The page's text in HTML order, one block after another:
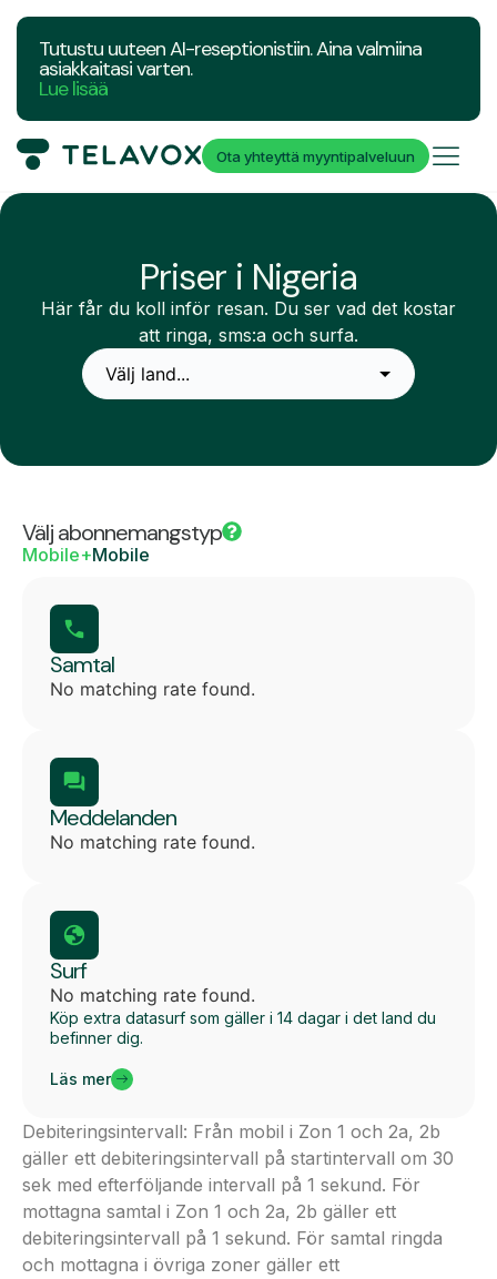
Tutustu uuteen AI-reseptionistiin. Aina valmiina
asiakkaitasi varten.
Lue lisää
Ota yhteyttä myyntipalveluun
Priser i Nigeria
Här får du koll inför resan. Du ser vad det kostar
att ringa, sms:a och surfa.
Välj abonnemangstyp
Mobile+Mobile
Samtal
No matching rate found.
Meddelanden
No matching rate found.
Surf
No matching rate found.
Köp extra datasurf som gäller i 14 dagar i det land du
befinner dig.
Läs mer
Debiteringsintervall: Från mobil i Zon 1 och 2a, 2b
gäller ett debiteringsintervall på startintervall om 30
sek med efterföljande intervall på 1 sekund. För
mottagna samtal i Zon 1 och 2a, 2b gäller ett
debiteringsintervall på 1 sekund. För samtal ringda
och mottagna i övriga zoner gäller ett